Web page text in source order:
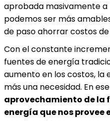
aprobada masivamente
podemos ser más
de paso ahorrar costos
Con el constante
fuentes de energía
aumento en los costos, la
más una necesidad. En
aprovechamiento de la
energía que nos provee